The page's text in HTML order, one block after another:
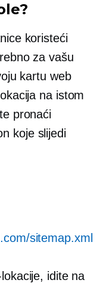
koristeći
za vašu
kartu web
na istom
pronaći
koje slijedi
sitemap.xml
idite na